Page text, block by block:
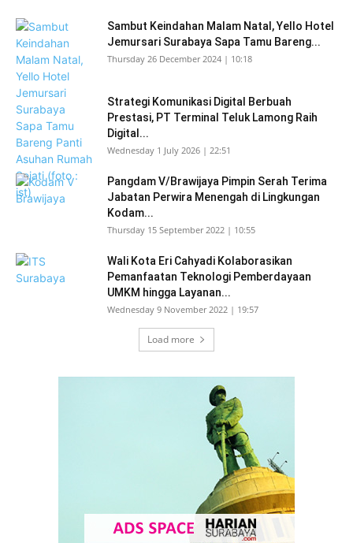
Sambut Keindahan Malam Natal, Yello Hotel
Jemursari Surabaya Sapa Tamu Bareng...
Thursday 26 December 2024 | 10:18
Strategi Komunikasi Digital Berbuah
Prestasi, PT Terminal Teluk Lamong Raih
Digital...
Wednesday 1 July 2026 | 22:51
Pangdam V/Brawijaya Pimpin Serah Terima
Jabatan Perwira Menengah di Lingkungan
Kodam...
Thursday 15 September 2022 | 10:55
Wali Kota Eri Cahyadi Kolaborasikan
Pemanfaatan Teknologi Pemberdayaan
UMKM hingga Layanan...
Wednesday 9 November 2022 | 19:57
Load more